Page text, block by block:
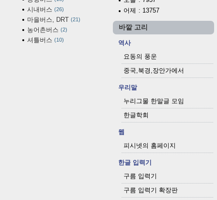
시내버스 26
마을버스, DRT 21
농어촌버스 2
셔틀버스 10
어제 : 13757
바깥 고리
역사
요동의 풍운
중국,북경,장안가에서
우리말
누리그물 한말글 모임
한글학회
웹
피시넷의 홈페이지
한글 입력기
구름 입력기
구름 입력기 확장판